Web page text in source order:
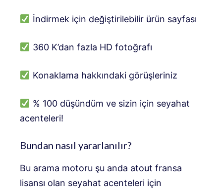
İndirmek için değiştirilebilir ürün sayfası
360 K’dan fazla HD fotoğrafı
Konaklama hakkındaki görüşleriniz
% 100 düşündüm ve sizin için seyahat
acenteleri!
Bundan nasıl yararlanılır?
Bu arama motoru şu anda atout fransa
lisansı olan seyahat acenteleri için